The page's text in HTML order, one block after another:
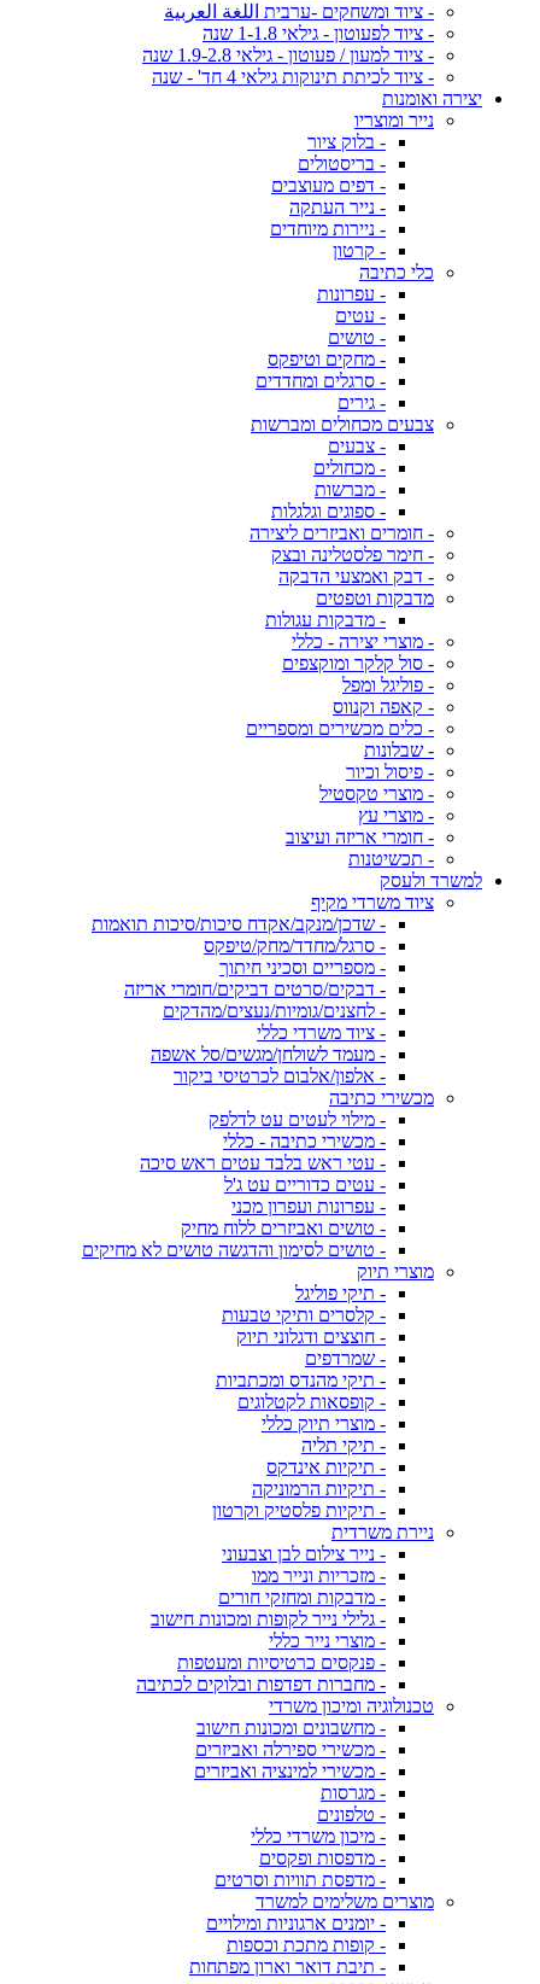
- ציוד ומשחקים -ערבית اللغة العربية
- ציוד לפעוטון - גילאי 1-1.8 שנה
- ציוד למעון / פעוטון - גילאי 1.9-2.8 שנה
- ציוד לכיתת תינוקות גילאי 4 חד' - שנה
יצירה ואומנות
נייר ומוצריו
- בלוק ציור
- בריסטולים
- דפים מעוצבים
- נייר העתקה
- ניירות מיוחדים
- קרטון
כלי כתיבה
- עפרונות
- עטים
- טושים
- מחקים וטיפקס
- סרגלים ומחדדים
- גירים
צבעים מכחולים ומברשות
- צבעים
- מכחולים
- מברשות
- ספוגים וגלגלות
- חומרים ואביזרים ליצירה
- חימר פלסטלינה ובצק
- דבק ואמצעי הדבקה
מדבקות וטפטים
- מדבקות עגולות
- מוצרי יצירה - כללי
- סול קלקר ומוקצפים
- פוליגל ומפל
- קאפה וקנווס
- כלים מכשירים ומספריים
- שבלונות
- פיסול וכיור
- מוצרי טקסטיל
- מוצרי עץ
- חומרי אריזה ועיצוב
- תכשיטנות
למשרד ולעסק
ציוד משרדי מקיף
- שדכן/מנקב/אקדח סיכות/סיכות תואמות
- סרגל/מחדד/מחק/טיפקס
- מספריים וסכיני חיתוך
- דבקים/סרטים דביקים/חומרי אריזה
- לחצנים/גומיות/נעצים/מהדקים
- ציוד משרדי כללי
- מעמד לשולחן/מגשים/סל אשפה
- אלפון/אלבום לכרטיסי ביקור
מכשירי כתיבה
- מילוי לעטים עט לדלפק
- מכשירי כתיבה - כללי
- עטי ראש בלבד עטים ראש סיכה
- עטים כדוריים עט ג'ל
- עפרונות ועפרון מכני
- טושים ואביזרים ללוח מחיק
- טושים לסימון והדגשה טושים לא מחיקים
מוצרי תיוק
- תיקי פוליגל
- קלסרים ותיקי טבעות
- חוצצים ודגלוני תיוק
- שמרדפים
- תיקי מהנדס ומכתביות
- קופסאות לקטלוגים
- מוצרי תיוק כללי
- תיקי תליה
- תיקיות אינדקס
- תיקיות הרמוניקה
- תיקיות פלסטיק וקרטון
ניירת משרדית
- נייר צילום לבן וצבעוני
- מזכריות ונייר ממו
- מדבקות ומחזקי חורים
- גלילי נייר לקופות ומכונות חישוב
- מוצרי נייר כללי
- פנקסים כרטיסיות ומעטפות
- מחברות דפדפות ובלוקים לכתיבה
טכנולוגיה ומיכון משרדי
- מחשבונים ומכונות חישוב
- מכשירי ספירלה ואביזרים
- מכשירי למינציה ואביזרים
- מגרסות
- טלפונים
- מיכון משרדי כללי
- מדפסות ופקסים
- מדפסת תוויות וסרטים
מוצרים משלימים למשרד
- יומנים ארגוניות ומילויים
- קופות מתכת וכספות
- תיבת דואר וארון מפתחות